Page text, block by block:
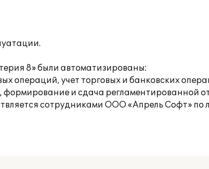
8» были автоматизированы:
операций, учет торговых и банковских
формирование и сдача регламентированной
сотрудниками ООО «Апрель Софт» по